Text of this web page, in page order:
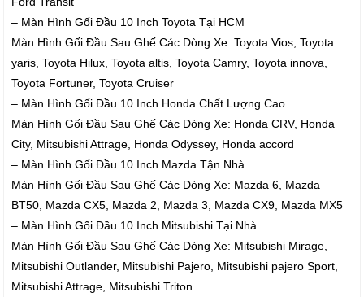
– Màn Hình Gối Đầu 10 Inch Toyota Tại HCM
Màn Hình Gối Đầu Sau Ghế Các Dòng Xe: Toyota Vios, Toyota
yaris, Toyota Hilux, Toyota altis, Toyota Camry, Toyota innova,
Toyota Fortuner, Toyota Cruiser
– Màn Hình Gối Đầu 10 Inch Honda Chất Lượng Cao
Màn Hình Gối Đầu Sau Ghế Các Dòng Xe: Honda CRV, Honda
City, Mitsubishi Attrage, Honda Odyssey, Honda accord
– Màn Hình Gối Đầu 10 Inch Mazda Tận Nhà
Màn Hình Gối Đầu Sau Ghế Các Dòng Xe: Mazda 6, Mazda
BT50, Mazda CX5, Mazda 2, Mazda 3, Mazda CX9, Mazda MX5
– Màn Hình Gối Đầu 10 Inch Mitsubishi Tại Nhà
Màn Hình Gối Đầu Sau Ghế Các Dòng Xe: Mitsubishi Mirage,
Mitsubishi Outlander, Mitsubishi Pajero, Mitsubishi pajero Sport,
Mitsubishi Attrage, Mitsubishi Triton